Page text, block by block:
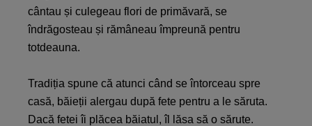
cântau și culegeau flori de primăvară, se
îndrăgosteau și rămâneau împreună pentru
totdeauna.
Tradiția spune că atunci când se întorceau spre
casă, băieții alergau după fete pentru a le săruta.
Dacă fetei îi plăcea băiatul, îl lăsa să o sărute.